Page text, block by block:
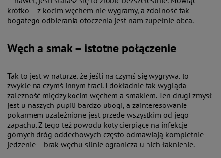
krótko – z kocim węchem nie wygramy, a zdolność tak
bogatego odbierania otoczenia jest nam zupełnie obca.
Węch a smak – istotne połączenie
Tak to jest w naturze, że jeśli na czymś się wygrywa, to
zwykle na czymś innym traci. I dokładnie tak wygląda
zależność między kocim węchem a smakiem. Ten drugi zmysł
jest u naszych pupili bardzo ubogi, a zainteresowanie
pokarmem uzależnione jest przede wszystkim od jego
zapachu. Z tego też powodu koty cierpiące na infekcje
górnych dróg oddechowych często odmawiają kompletnie
jedzenie – brak węchu silnie ogranicza u nich łaknienie.